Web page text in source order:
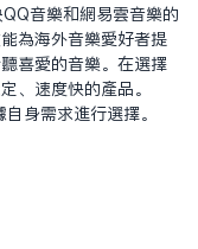
音乐和网易云音乐的
为海外音乐爱好者提
喜爱的音乐。在选择
、速度快的产品。
身需求进行选择。